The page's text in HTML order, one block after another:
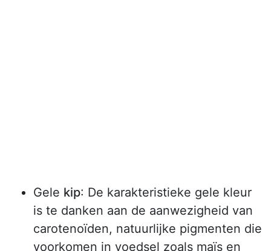
Gele kip: De karakteristieke gele kleur
is te danken aan de aanwezigheid van
carotenoïden, natuurlijke pigmenten die
voorkomen in voedsel zoals maïs en